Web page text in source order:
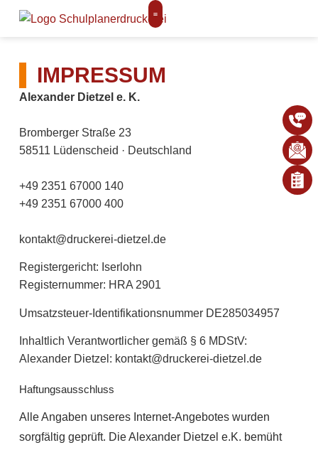
IMPRESSUM
Alexander Dietzel e. K.
Bromberger Straße 23
58511 Lüdenscheid · Deutschland
+49 2351 67000 140
+49 2351 67000 400
kontakt@druckerei-dietzel.de
Registergericht: Iserlohn
Registernummer: HRA 2901
Umsatzsteuer-Identifikationsnummer DE285034957
Inhaltlich Verantwortlicher gemäß § 6 MDStV:
Alexander Dietzel: kontakt@druckerei-dietzel.de
Haftungsausschluss
Alle Angaben unseres Internet-Angebotes wurden
sorgfältig geprüft. Die Alexander Dietzel e.K. bemüht